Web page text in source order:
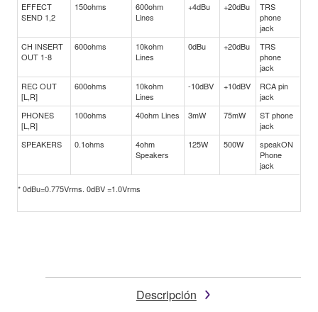
EFFECT
SEND 1,2
150ohms
600ohm
Lines
+4dBu +20dBu
TRS
phone
jack
CH INSERT
OUT 1-8
600ohms
10kohm
Lines
0dBu +20dBu
TRS
phone
jack
REC OUT
[L,R]
600ohms
10kohm
Lines
-10dBV +10dBV
RCA pin
jack
PHONES
[L,R]
100ohms 40ohm Lines 3mW 75mW
ST phone
jack
SPEAKERS
0.1ohms
4ohm
Speakers
125W 500W
speakON
Phone
jack
* 0dBu=0.775Vrms. 0dBV =1.0Vrms
Descripción